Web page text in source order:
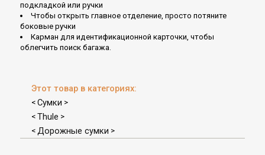
подкладкой или ручки
Чтобы открыть главное отделение, просто потяните
боковые ручки
Карман для идентификационной карточки, чтобы
облегчить поиск багажа.
Этот товар в категориях:
< Сумки >
< Thule >
< Дорожные сумки >